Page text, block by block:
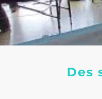
Des